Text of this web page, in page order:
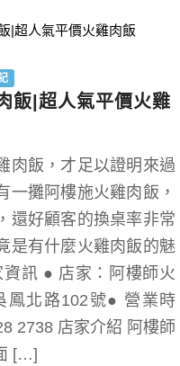
飯|超人氣平價火雞
肉飯，才足以證明來過
一攤阿樓施火雞肉飯，
還好顧客的換桌率非常
是有什麼火雞肉飯的魅
訊 ● 店家：阿樓師火
鳳北路102號● 營業時
2738 店家介紹 阿樓師
[…]